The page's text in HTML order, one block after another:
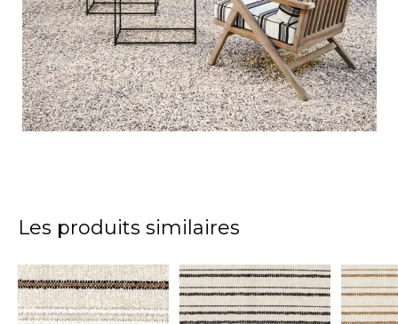
Les produits similaires